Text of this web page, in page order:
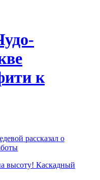
к
рассказал о
высоту! Каскадный